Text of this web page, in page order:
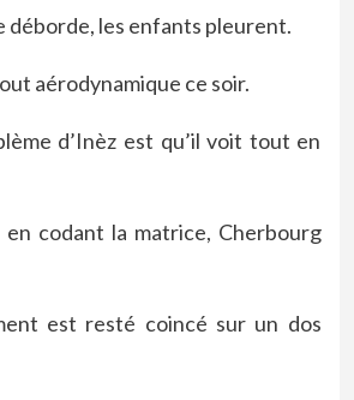
déborde, les enfants pleurent.
aérodynamique ce soir.
d’Inèz est qu’il voit tout en
codant la matrice, Cherbourg
est resté coincé sur un dos